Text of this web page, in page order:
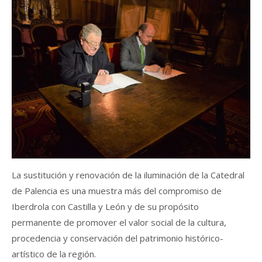
La sustitución y renovación de la iluminación de la Catedral
de Palencia es una muestra más del compromiso de
Iberdrola con Castilla y León y de su propósito
permanente de promover el valor social de la cultura,
procedencia y conservación del patrimonio histórico-
artístico de la región.